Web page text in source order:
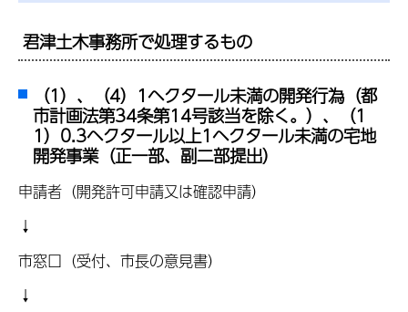
君津土木事務所で処理するもの
（1）、（4）1ヘクタール未満の開発行為（都
市計画法第34条第14号該当を除く。）、（1
1）0.3ヘクタール以上1ヘクタール未満の宅地
開発事業（正一部、副二部提出）
申請者（開発許可申請又は確認申請）
↓
市窓口（受付、市長の意見書）
↓